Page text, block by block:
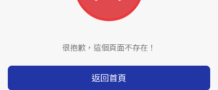
很抱歉，這個頁面不存在！
返回首頁